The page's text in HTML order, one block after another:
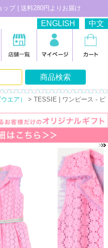
プ | 送料280円よりお届け
ENGLISH 中文
エア）
> TESSIE | ワンピース - ピ